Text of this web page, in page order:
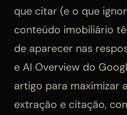
que citar (e o que
conteúdo imobiliário
de aparecer nas
e AI Overview do
artigo para maximizar
extração e citação,